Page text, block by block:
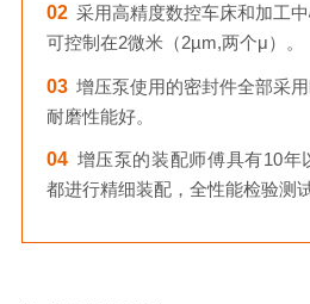
02 采用高精度数控车床和加工
可控制在2微米（2µm,两个μ）。
03 增压泵使用的密封件全部采
耐磨性能好。
04 增压泵的装配师傅具有10年
都进行精细装配，全性能检验测试